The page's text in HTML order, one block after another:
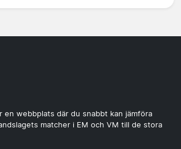
en webbplats där du snabbt kan jämföra
matcher i EM och VM till de stora